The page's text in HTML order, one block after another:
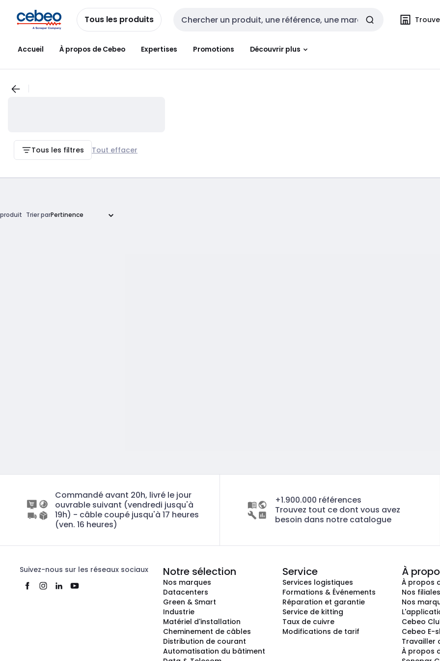
navigationau
contenu
Tous les produits Entrée de recherche
Accueil À propos de Cebeo Expertises Promotions Découvrir plus
Tous les filtres Tout effacer
produit Trier par
Commandé avant 20h, livré le jour
ouvrable suivant (vendredi jusqu'à
19h) - câble coupé jusqu'à 17 heures
(ven. 16 heures)
+1.900.000 références
Trouvez tout ce dont vous avez
besoin dans notre catalogue
Suivez-nous sur les réseaux sociaux Notre sélection
Nos marques
Datacenters
Green & Smart
Industrie
Matériel d'installation
Cheminement de câbles
Distribution de courant
Automatisation du bâtiment
Service
Services logistiques
Formations & Événements
Réparation et garantie
Service de kitting
Taux de cuivre
Modifications de tarif
À
À propos
Nos filiales
Nos
Cebeo
Cebeo E-
Travailler
À propos